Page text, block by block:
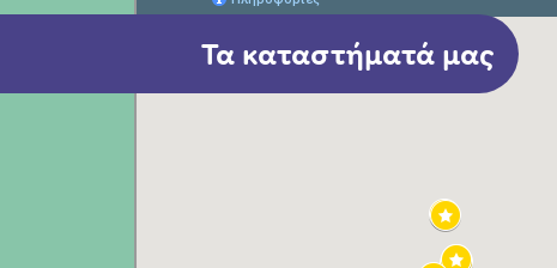
Τα καταστήματά μας